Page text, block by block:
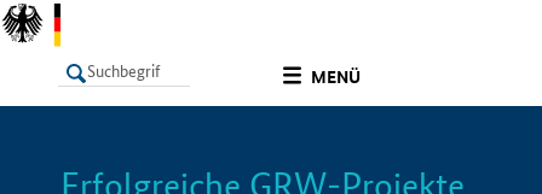
MENÜ
LISTE Info
Erfolgreiche GRW-Projekte